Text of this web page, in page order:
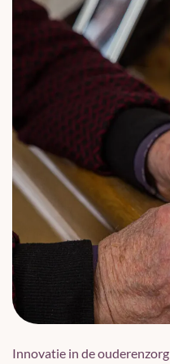
Innovatie in de ouderenzorg